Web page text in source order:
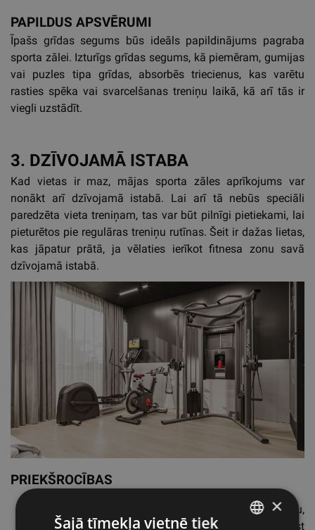
PAPILDUS APSVĒRUMI
Īpašs grīdas segums būs ideāls papildinājums pagraba
sporta zālei. Izturīgs grīdas segums, kā piemēram, gumijas
vai puzles tipa grīdas, absorbēs triecienus, kas varētu
rasties spēka vai svarcelšanas treniņu laikā, kā arī tās ir
viegli uzstādīt.
3. DZĪVOJAMĀ ISTABA
Kad vietas ir maz, mājas sporta zāles aprīkojums var
nonākt arī dzīvojamā istabā. Lai arī tā nebūs speciāli
paredzēta vieta treniņam, tas var būt pilnīgi pietiekami, lai
pieturētos pie regulāras treniņu rutīnas. Šeit ir dažas lietas,
kas jāpatur prātā, ja vēlaties ierīkot fitnesa zonu savā
dzīvojamā istabā.
PRIEKŠROCĪBAS
Dzīvojamā istabā var būt daudz izklaides iespēju,
piemēram, TV un mūzika, kas var palīdzēt novērst
×
Šajā tīmekļa vietnē tiek